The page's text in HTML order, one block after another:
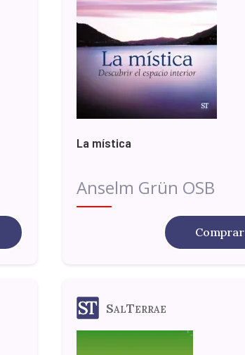
La mística
Anselm Grün OSB
Comprar
SalTerrae